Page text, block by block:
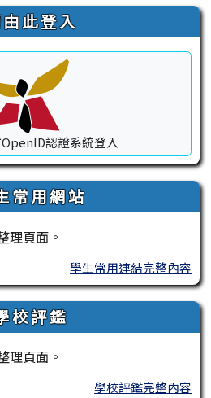
此 登 入
認證系統登入
常 用 網 站
理頁面。
學生常用連結完整內容
校 評 鑑
理頁面。
學校評鑑完整內容